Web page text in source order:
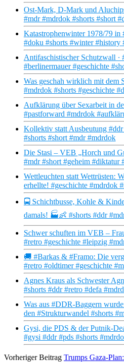
Ost-Mark, D-Mark und
#mdr #mdrdok #shorts #short
Katastrophenwinter 1978/79 in
#doku #shorts #winter #history
Antifaschistischer Schutzwall ·
#berlinermauer #geschichte
Was geschah wirklich mit dem
#mdrdok #shorts #geschichte
Aufklärung über Sexarbeit in
#pastforward #mdrdok
Kollektiv statt Ausbeutung
#shorts #short #mdr #mdrdok
Die Stasi – VEB „Horch und
#mdr #short #geheim #diktatur
Wettleuchten statt Wettrüsten:
erhellte! #geschichte #mdrdok
🚍 Schichtbusse, Kohle &
damals! 🏭👶 #shorts #ddr
Schwer schuften im VEB –
#retro #geschichte #leipzig
🚚 #Barkas & #Framo: Die
#retro #oldtimer #geschichte
Agnes Kraus als Schwester
#shorts #ddr #retro #defa
Was aus #DDR-Baggern
den #Strukturwandel #shorts
Gysi, die PDS & der Putnik-
#gysi #ddr #pds #shorts
Vorheriger Beitrag Trumps Gaza-